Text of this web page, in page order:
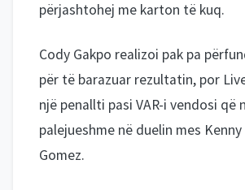
përjashtohej me karton të kuq.
Cody Gakpo realizoi pak pa
për të barazuar rezultatin, por
një penallti pasi VAR-i vendosi që
palejueshme në duelin mes
Gomez.